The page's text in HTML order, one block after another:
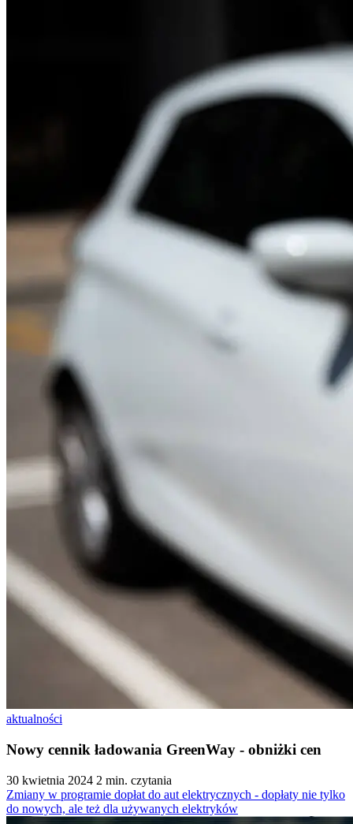
aktualności
Nowy cennik ładowania GreenWay - obniżki cen
30 kwietnia 2024 2 min. czytania
Zmiany w programie dopłat do aut elektrycznych - dopłaty nie tylko
do nowych, ale też dla używanych elektryków